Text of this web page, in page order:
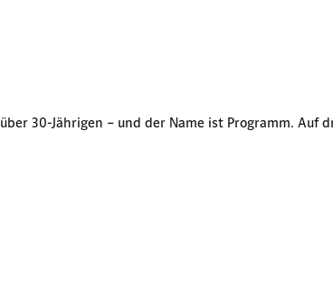
30-Jährigen – und der Name ist Programm. Auf